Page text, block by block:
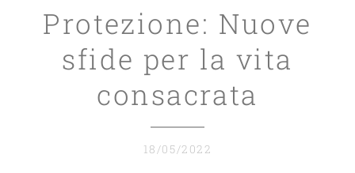
Protezione: Nuove
sfide per la vita
consacrata
18/05/2022